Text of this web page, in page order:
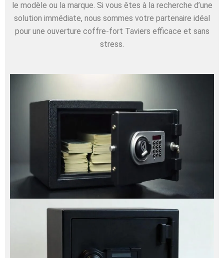
le modèle ou la marque. Si vous êtes à la recherche d’une
solution immédiate, nous sommes votre partenaire idéal
pour une ouverture coffre-fort Taviers efficace et sans
stress.